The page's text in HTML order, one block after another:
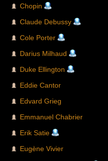
Chopin
Claude Debussy
Cole Porter
Darius Milhaud
Duke Ellington
Eddie Cantor
Edvard Grieg
Emmanuel Chabrier
Erik Satie
Eugène Vivier